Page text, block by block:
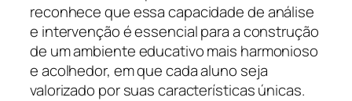
reconhece que essa capacidade de análise
e intervenção é essencial para a construção
de um ambiente educativo mais harmonioso
e acolhedor, em que cada aluno seja
valorizado por suas características únicas.